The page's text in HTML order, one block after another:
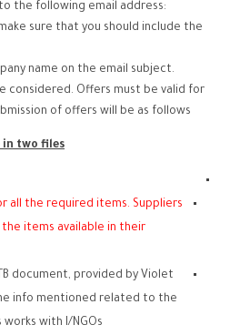
the following email address:
sure that you should include the
name on the email subject.
considered. Offers must be valid for
of offers will be as follows:
in two files
all the required items. Suppliers
items available in their
document, provided by Violet
info mentioned related to the
with I/NGOs.